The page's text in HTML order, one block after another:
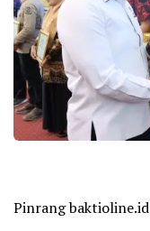
Pinrang baktioline.id